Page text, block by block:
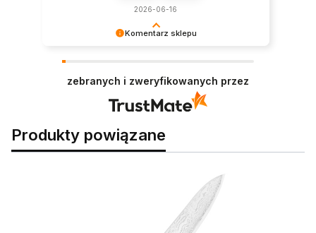
Komentarz sklepu
naszych propozycji. 😉
2026-06-16
zebranych i zweryfikowanych przez
Produkty powiązane